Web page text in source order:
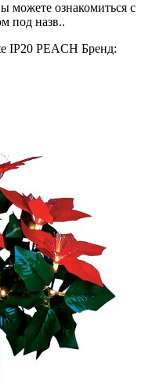
можете ознакомиться с
под назв..
IP20 PEACH Бренд: